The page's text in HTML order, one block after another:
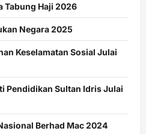
Tabung Haji 2026
Negara 2025
Keselamatan Sosial Julai
Pendidikan Sultan Idris Julai
Berhad Mac 2024